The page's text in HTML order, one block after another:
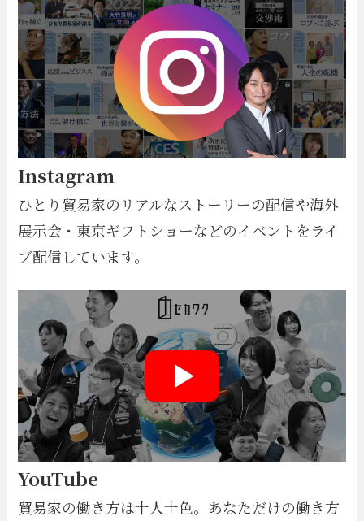
Instagram
ひとり貿易家のリアルなストーリーの配信や海外
展示会・東京ギフトショーなどのイベントをライ
ブ配信しています。
YouTube
貿易家の働き方は十人十色。あなただけの働き方